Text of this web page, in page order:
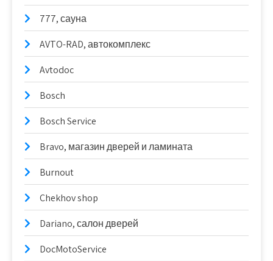
777, сауна
AVTO-RAD, автокомплекс
Avtodoc
Bosch
Bosch Service
Bravo, магазин дверей и ламината
Burnout
Chekhov shop
Dariano, салон дверей
DocMotoService